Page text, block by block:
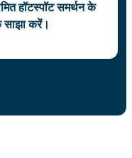
हॉटस्पॉट समर्थन के
करें।